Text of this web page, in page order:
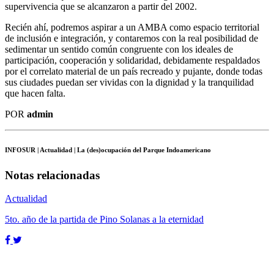
supervivencia que se alcanzaron a partir del 2002.
Recién ahí, podremos aspirar a un AMBA como espacio territorial
de inclusión e integración, y contaremos con la real posibilidad de
sedimentar un sentido común congruente con los ideales de
participación, cooperación y solidaridad, debidamente respaldados
por el correlato material de un país recreado y pujante, donde todas
sus ciudades puedan ser vividas con la dignidad y la tranquilidad
que hacen falta.
POR admin
INFOSUR | Actualidad | La (des)ocupación del Parque Indoamericano
Notas relacionadas
Actualidad
5to. año de la partida de Pino Solanas a la eternidad